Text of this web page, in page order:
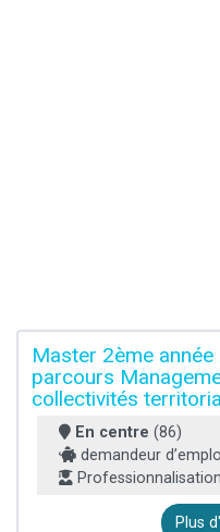
Master 2ème
parcours
collectivités
En centre (86)
demandeur
Professionnalisation
Plus